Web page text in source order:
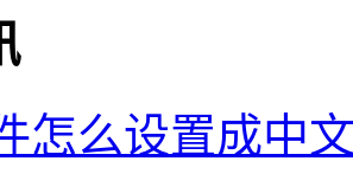
怎么设置成中